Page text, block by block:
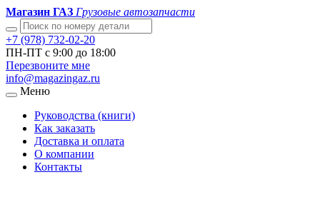
Магазин ГАЗ Грузовые автозапчасти
+7 (978) 732-02-20
ПН-ПТ с 9:00 до 18:00
Перезвоните мне
info@magazingaz.ru
Меню
Руководства (книги)
Как заказать
Доставка и оплата
О компании
Контакты